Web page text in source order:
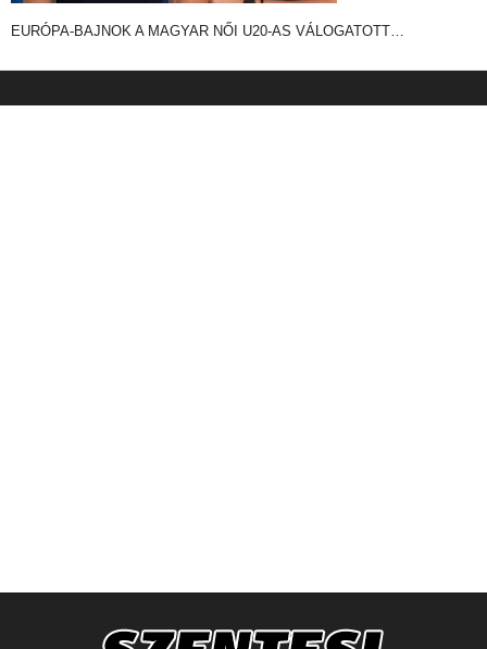
EURÓPA-BAJNOK A MAGYAR NŐI U20-AS VÁLOGATOTT…